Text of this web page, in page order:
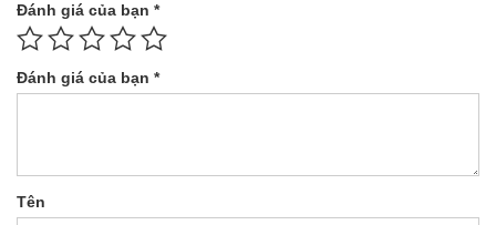
Đánh giá của bạn *
Đánh giá của bạn *
Tên